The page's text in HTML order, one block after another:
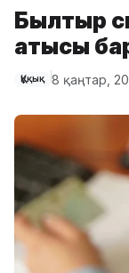
Былтыр
қатысы
Құқық 8 қаңтар,